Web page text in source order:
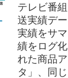
テレビ番
送実績デ
実績をサ
績をログ
れた商品
タ」、同